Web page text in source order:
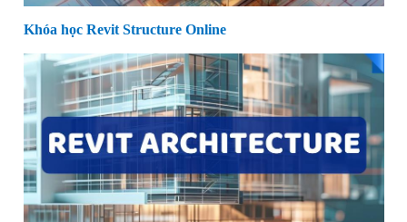
Khóa học Revit Structure Online